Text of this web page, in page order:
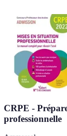
CRPE -
professionnelle